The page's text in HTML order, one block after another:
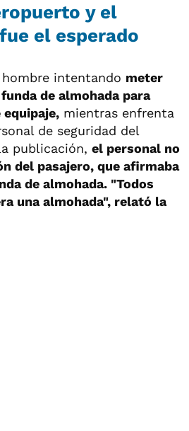
y el
el esperado
intentando meter
de almohada para
mientras enfrenta
de seguridad del
publicación, el personal no
del pasajero, que afirmaba
de almohada. "Todos
una almohada", relató la